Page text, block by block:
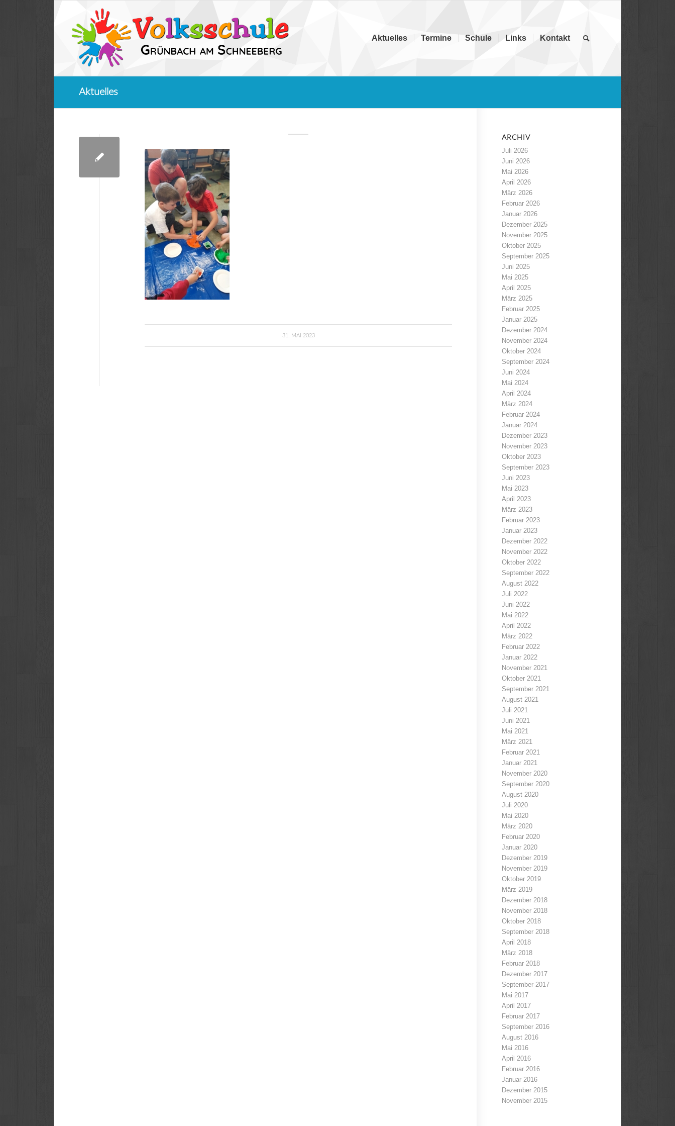
Aktuelles Termine Schule Links Kontakt
Aktuelles
31. MAI 2023
ARCHIV
Juli 2026
Juni 2026
Mai 2026
April 2026
März 2026
Februar 2026
Januar 2026
Dezember 2025
November 2025
Oktober 2025
September 2025
Juni 2025
Mai 2025
April 2025
März 2025
Februar 2025
Januar 2025
Dezember 2024
November 2024
Oktober 2024
September 2024
Juni 2024
Mai 2024
April 2024
März 2024
Februar 2024
Januar 2024
Dezember 2023
November 2023
Oktober 2023
September 2023
Juni 2023
Mai 2023
April 2023
März 2023
Februar 2023
Januar 2023
Dezember 2022
November 2022
Oktober 2022
September 2022
August 2022
Juli 2022
Juni 2022
Mai 2022
April 2022
März 2022
Februar 2022
Januar 2022
November 2021
Oktober 2021
September 2021
August 2021
Juli 2021
Juni 2021
Mai 2021
März 2021
Februar 2021
Januar 2021
November 2020
September 2020
August 2020
Juli 2020
Mai 2020
März 2020
Februar 2020
Januar 2020
Dezember 2019
November 2019
Oktober 2019
März 2019
Dezember 2018
November 2018
Oktober 2018
September 2018
April 2018
März 2018
Februar 2018
Dezember 2017
September 2017
Mai 2017
April 2017
Februar 2017
September 2016
August 2016
Mai 2016
April 2016
Februar 2016
Januar 2016
Dezember 2015
November 2015